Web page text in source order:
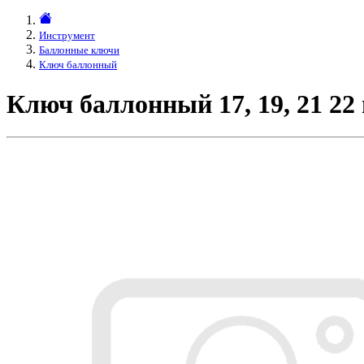
Инструмент
Баллонные ключи
Ключ баллонный
Ключ баллонный 17, 19, 21